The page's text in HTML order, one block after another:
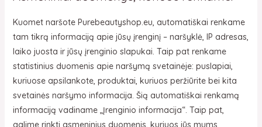
Kuomet naršote Purebeautyshop.eu, automatiškai renkame
tam tikrą informaciją apie jūsų įrenginį – naršyklė, IP adresas,
laiko juosta ir jūsų įrenginio slapukai. Taip pat renkame
statistinius duomenis apie naršymą svetainėje: puslapiai,
kuriuose apsilankote, produktai, kuriuos peržiūrite bei kita
svetainės naršymo informacija. Šią automatiškai renkamą
informaciją vadiname „Įrenginio informacija“. Taip pat,